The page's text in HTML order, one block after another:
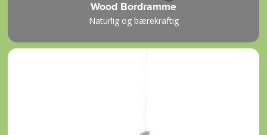
Wood Bordramme
Naturlig og bærekraftig